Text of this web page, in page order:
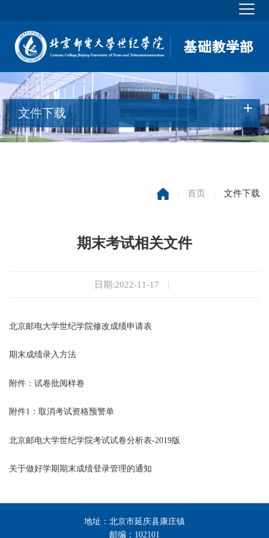
文件下载
| 首页 | 文件下载
期末考试相关文件
日期:2022-11-17 |
北京邮电大学世纪学院修改成绩申请表
期末成绩录入方法
附件：试卷批阅样卷
附件1：取消考试资格预警单
北京邮电大学世纪学院考试试卷分析表-2019版
关于做好学期期末成绩登录管理的通知
地址：北京市延庆县康庄镇
邮编：102101